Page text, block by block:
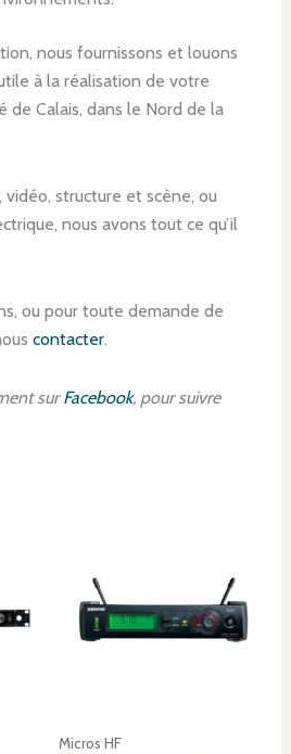
nous fournissons et louons
à la réalisation de votre
de Calais, dans le Nord de la
vidéo, structure et scène, ou
nous avons tout ce qu’il
ou pour toute demande de
contacter.
surFacebook, pour suivre
Micros HF